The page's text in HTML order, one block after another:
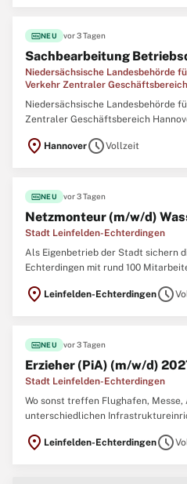
fiber_newNEU vor 3 Tagen
Sachbearbeitung
Niedersächsische Landesbehörde
Verkehr Zentraler
Niedersächsische Landesbehörde
Zentraler Geschäftsbereich
Niedersächsischen Landesbehörde
location_on HannoverscheduleVollzeit
fiber_newNEU vor 3 Tagen
Netzmonteur (m/w/d)
Stadt Leinfelden-Echterdingen
Als Eigenbetrieb der Stadt sichern
Echterdingen mit rund 100
als 40.000 Einwohnern, Betrieben
Flughafens und der Messe
location_on Leinfelden-Echterdingenschedule
fiber_newNEU vor 3 Tagen
Erzieher (PiA) (m/w/d)
Stadt Leinfelden-Echterdingen
Wo sonst treffen Flughafen, Messe,
unterschiedlichen
sonst kann man in einem der
in einem familienfreundlichen und
location_on Leinfelden-Echterdingenschedule